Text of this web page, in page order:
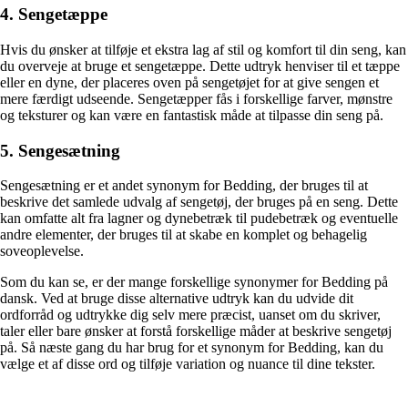
4. Sengetæppe
Hvis du ønsker at tilføje et ekstra lag af stil og komfort til din seng, kan
du overveje at bruge et sengetæppe. Dette udtryk henviser til et tæppe
eller en dyne, der placeres oven på sengetøjet for at give sengen et
mere færdigt udseende. Sengetæpper fås i forskellige farver, mønstre
og teksturer og kan være en fantastisk måde at tilpasse din seng på.
5. Sengesætning
Sengesætning er et andet synonym for Bedding, der bruges til at
beskrive det samlede udvalg af sengetøj, der bruges på en seng. Dette
kan omfatte alt fra lagner og dynebetræk til pudebetræk og eventuelle
andre elementer, der bruges til at skabe en komplet og behagelig
soveoplevelse.
Som du kan se, er der mange forskellige synonymer for Bedding på
dansk. Ved at bruge disse alternative udtryk kan du udvide dit
ordforråd og udtrykke dig selv mere præcist, uanset om du skriver,
taler eller bare ønsker at forstå forskellige måder at beskrive sengetøj
på. Så næste gang du har brug for et synonym for Bedding, kan du
vælge et af disse ord og tilføje variation og nuance til dine tekster.